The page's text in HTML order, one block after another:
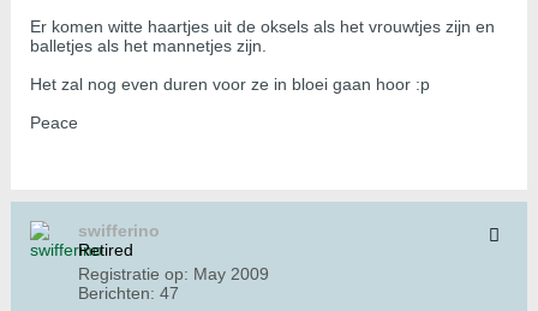
Er komen witte haartjes uit de oksels als het vrouwtjes zijn en
balletjes als het mannetjes zijn.
Het zal nog even duren voor ze in bloei gaan hoor :p
Peace
swifferino
Retired
Registratie op: May 2009
Berichten: 47